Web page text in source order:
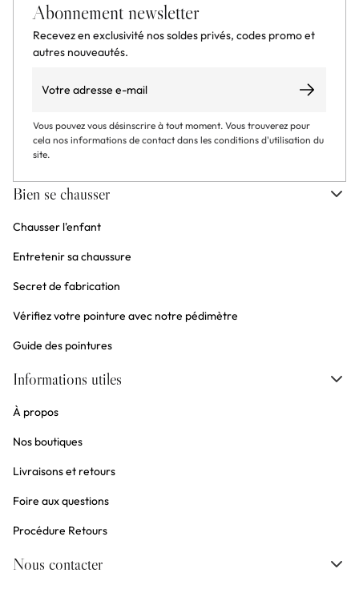
Abonnement newsletter
Recevez en exclusivité nos soldes privés, codes promo et
autres nouveautés.
S’abonner
Vous pouvez vous désinscrire à tout moment. Vous trouverez pour
cela nos informations de contact dans les conditions d'utilisation du
site.
Bien se chausser
Chausser l'enfant
Entretenir sa chaussure
Secret de fabrication
Vérifiez votre pointure avec notre pédimètre
Guide des pointures
Informations utiles
À propos
Nos boutiques
Livraisons et retours
Foire aux questions
Procédure Retours
Nous contacter